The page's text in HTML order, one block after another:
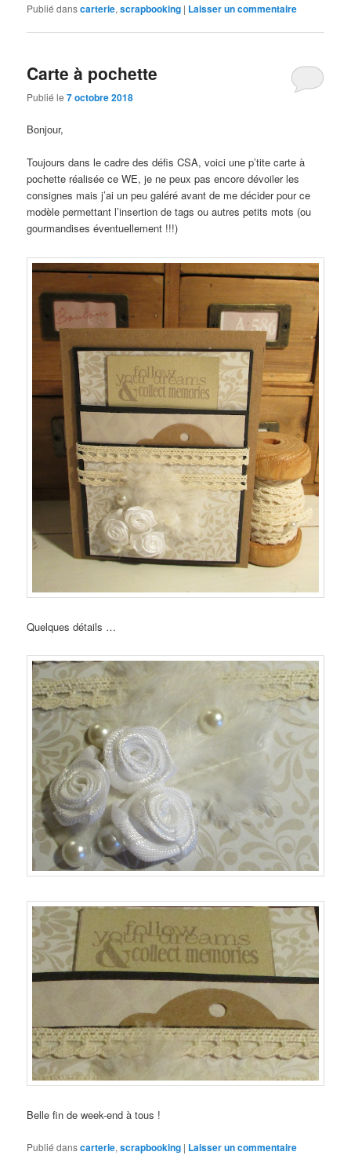
Publié danscarterie,scrapbooking | Laisser un commentaire
Carte à pochette
Publié le7 octobre 2018
Bonjour,
Toujours dans le cadre des défis CSA, voici une p’tite carte à
pochette réalisée ce WE, je ne peux pas encore dévoiler les
consignes mais j’ai un peu galéré avant de me décider pour ce
modèle permettant l’insertion de tags ou autres petits mots (ou
gourmandises éventuellement !!!)
Quelques détails …
Belle fin de week-end à tous !
Publié danscarterie,scrapbooking | Laisser un commentaire